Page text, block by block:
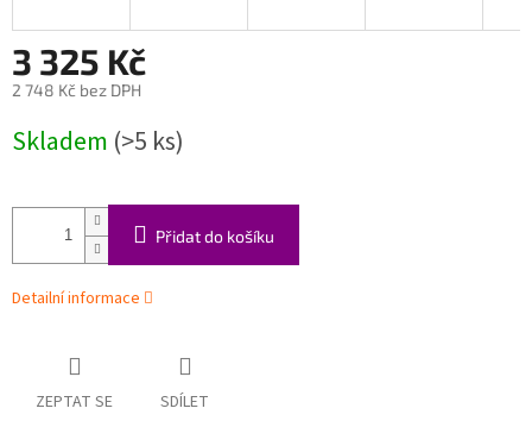
3 325 Kč
2 748 Kč bez DPH
cena:
Skladem (>5 ks)
Přidat do košíku
Detailní informace
ZEPTAT SE SDÍLET